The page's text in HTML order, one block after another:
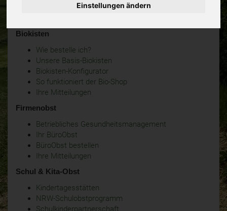
Einstellungen ändern
Biokisten
Wie bestelle ich?
Unsere Basis-Biokisten
Biokisten-Konfigurator
So funktioniert der Bio-Shop
Ihre Mitteilungen
Firmenobst
Betriebliches Gesundheitsmanagement
Ihr BüroObst
BüroObst bestellen
Ihre Mitteilungen
Schul & Kita-Obst
Kindertagesstätten
NRW-Schulobstprogramm
Schulkinderpartnerschaft